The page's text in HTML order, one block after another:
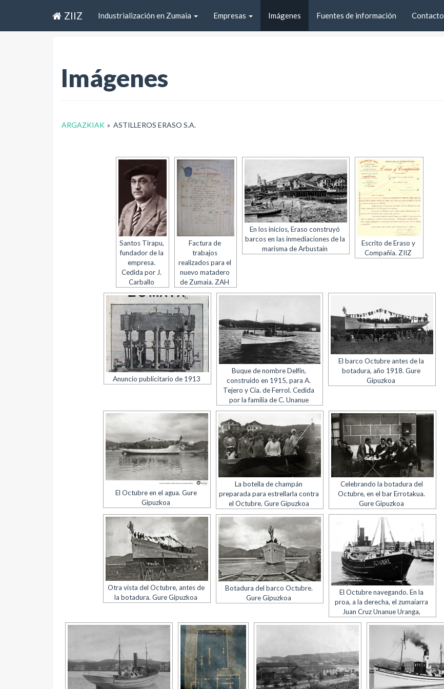
ZIIZ Industrialización en Zumaia Empresas Imágenes Fuentes de información Contacto
Imágenes
ARGAZKIAK » ASTILLEROS ERASO S.A.
Santos Tirapu,
fundador de la
empresa.
Cedida por J.
Carballo
Factura de
trabajos
realizados para el
nuevo matadero
de Zumaia. ZAH
En los inicios, Eraso construyó
barcos en las inmediaciones de la
marisma de Arbustain
Escrito de Eraso y
Compañía. ZIIZ
Anuncio publicitario de 1913
Buque de nombre Delfín,
construido en 1915, para A.
Tejero y Cía. de Ferrol. Cedida
por la familia de C. Unanue
El barco Octubre antes de la
botadura, año 1918. Gure
Gipuzkoa
El Octubre en el agua. Gure
Gipuzkoa
La botella de champán
preparada para estrellarla contra
el Octubre. Gure Gipuzkoa
Celebrando la botadura del
Octubre, en el bar Errotakua.
Gure Gipuzkoa
Otra vista del Octubre, antes de
la botadura. Gure Gipuzkoa
Botadura del barco Octubre.
Gure Gipuzkoa
El Octubre navegando. En la
proa, a la derecha, el zumaiarra
Juan Cruz Unanue Uranga,